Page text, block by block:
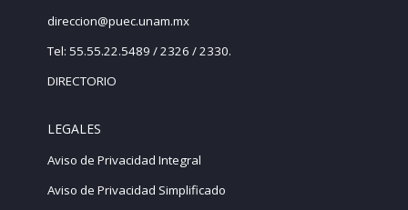
direccion@puec.unam.mx
Tel: 55.55.22.5489 / 2326 / 2330.
DIRECTORIO
LEGALES
Aviso de Privacidad Integral
Aviso de Privacidad Simplificado